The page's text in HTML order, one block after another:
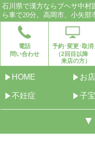
石川県で漢方ならブヘサ中村
ら車で20分。高岡市、小矢部
電話
問い合わせ
予約･変更･取消
（2回目以降
来店の方）
HOME お
不妊症 子
▼